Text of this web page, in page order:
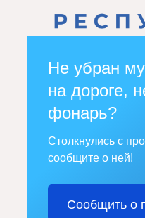
Не убран
на дороге,
фонарь?
Столкнулись с
сообщите о ней!
Сообщить о